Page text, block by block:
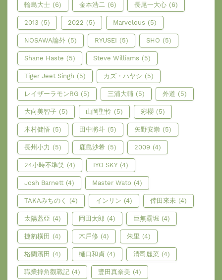
輪島大士 (6) 金本浩二 (6) 長尾一大心 (6)
2013 (5) 2022 (5) Marvelous (5)
NOSAWA論外 (5) RYUSEI (5) SHO (5)
Shane Haste (5) Steve Williams (5)
Tiger Jeet Singh (5) カズ・ハヤシ (5)
レイザーラモンRG (5) 三浦大輔 (5) 外道 (5)
大向美智子 (5) 山岡聖怜 (5) 彩櫻 (5)
木村健悟 (5) 田中將斗 (5) 矢野安崇 (5)
長州小力 (5) 鹿島沙希 (5) 2009 (4)
24小時不準笑 (4) IYO SKY (4)
Josh Barnett (4) Master Wato (4)
TAKAみちのく (4) インリン (4) 倖田來未 (4)
太陽蓋亞 (4) 岡田太郎 (4) 巨無霸堀 (4)
捷豹橫田 (4) 木戶修 (4) 朱里 (4)
格蘭濱田 (4) 樋口和貞 (4) 清司麗菜 (4)
職業摔角觀戰記 (4) 豐田真奈美 (4)